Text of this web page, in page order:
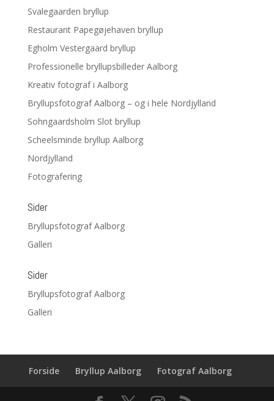
Svalegaarden bryllup
Restaurant Papegøjehaven bryllup
Egholm Vestergaard bryllup
Professionelle bryllupsbilleder Aalborg
Kreativ fotograf i Aalborg
Bryllupsfotograf Aalborg – og i hele Nordjylland
Sohngaardsholm Slot bryllup
Scheelsminde bryllup Aalborg
Nordjylland
Fotografering
Sider
Bryllupsfotograf Aalborg
Galleri
Sider
Bryllupsfotograf Aalborg
Galleri
Forside Bryllup Aalborg Fotograf Aalborg